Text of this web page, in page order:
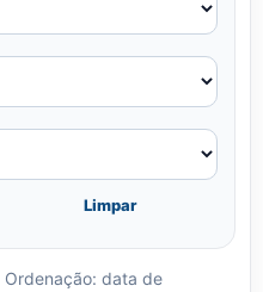
Limpar
Ordenação: data de